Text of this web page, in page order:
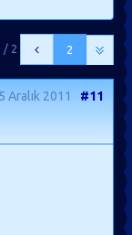
2
/ 2
Aralık 2011 #11